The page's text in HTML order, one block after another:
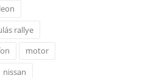
leon
rallye
motor
nissan